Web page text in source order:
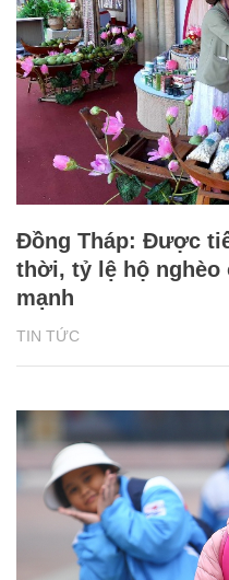
TIN TỨC
Đồng Tháp: Được
thời, tỷ lệ hộ nghèo
mạnh